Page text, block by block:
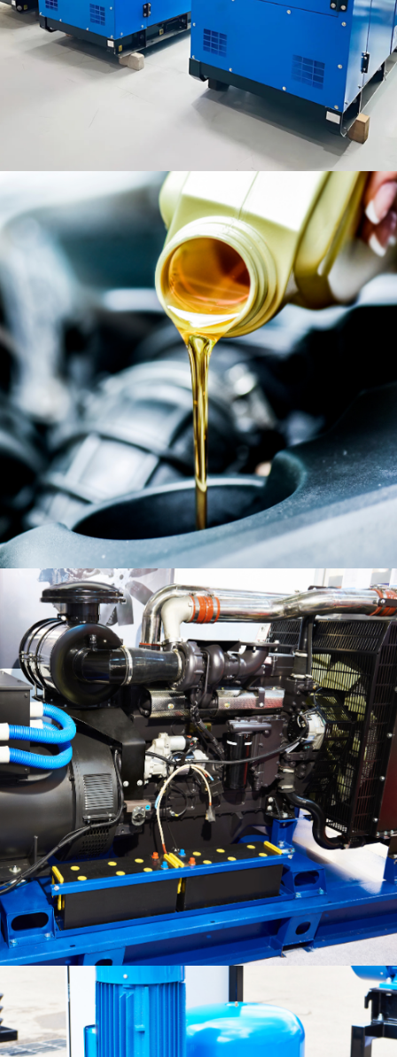
Generadores Eléctricos
Generadores Eléctricos de Alto Rendimiento
para Empresas e Industria
Lubricantes
Lubricantes Automotrices para Durabilidad del
Motor
Motores a Diesel
Motores a Diésel para Aplicaciones Industriales